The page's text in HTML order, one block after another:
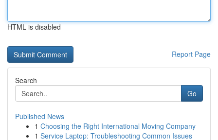
HTML is disabled
Report Page
Search
Go
Published News
1 Choosing the Right International Moving Company
1 Service Laptop: Troubleshooting Common Issues